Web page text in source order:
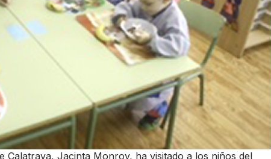
Calatrava, Jacinta Monroy, ha visitado a los niños del